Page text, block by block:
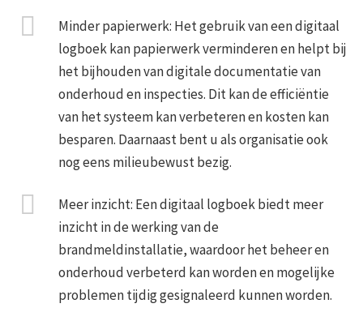
Minder papierwerk: Het gebruik van een digitaal
logboek kan papierwerk verminderen en helpt bij
het bijhouden van digitale documentatie van
onderhoud en inspecties. Dit kan de efficiëntie
van het systeem kan verbeteren en kosten kan
besparen. Daarnaast bent u als organisatie ook
nog eens milieubewust bezig.
Meer inzicht: Een digitaal logboek biedt meer
inzicht in de werking van de
brandmeldinstallatie, waardoor het beheer en
onderhoud verbeterd kan worden en mogelijke
problemen tijdig gesignaleerd kunnen worden.